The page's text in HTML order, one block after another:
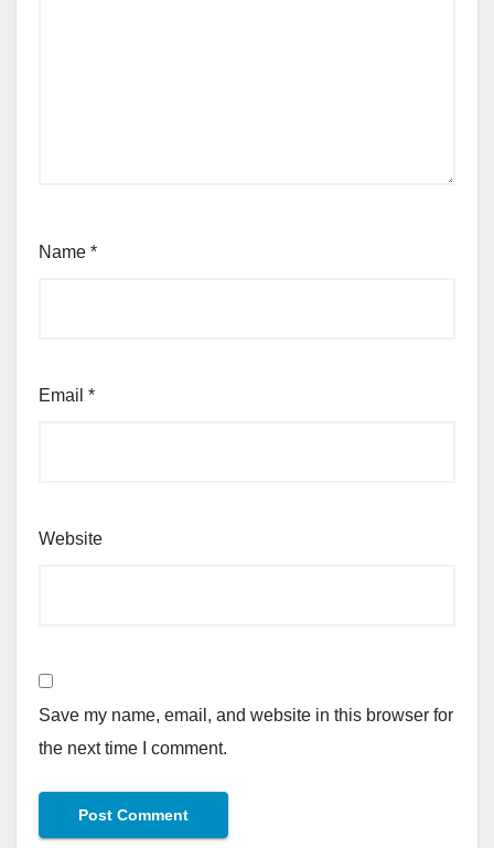
Name *
Email *
Website
Save my name, email, and website in this browser for
the next time I comment.